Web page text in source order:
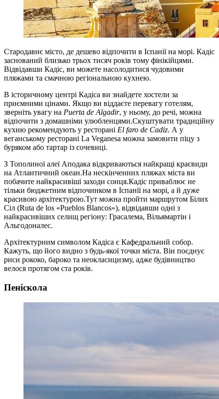
Стародавнє місто, де дешево відпочити в Іспанії на морі. Кадіс
заснований близько трьох тисяч років тому фінікійцями.
Відвідавши Кадіс, ви можете насолодитися чудовими
пляжами та смачною регіональною кухнею.
В історичному центрі Кадіса ви знайдете хостели за
приємними цінами. Якщо ви віддаєте перевагу готелям,
зверніть увагу на Puerta de Algadir, у ньому, до речі, можна
відпочити з домашніми улюбленцями.Скуштувати традиційну
кухню рекомендують у ресторані El faro de Cadiz. А у
веганському ресторані La Veganesa можна замовити піцу з
буряком або тартар із сочевиці.
З Тополиної алеї Аподака відкриваються найкращі краєвиди
на Атлантичний океан.На нескінченних пляжах міста ви
побачите найкрасивіші заходи сонця.Кадіс приваблює не
тільки бюджетним відпочинком в Іспанії на морі, а й дуже
красивою архітектурою.Тут можна пройти маршрутом Білих
Сіл (Ruta de los «Pueblos Blancos»), відвідавши одні з
найкрасивіших селищ регіону: Грасалема, Вільямартін і
Альгодоналес.
Архітектурним символом Кадіса є Кафедральний собор.
Кажуть, що його видно з будь-якої точки міста. Він поєднує
риси рококо, бароко та неокласицизму, адже будівництво
велося протягом ста років.
Пеніскола